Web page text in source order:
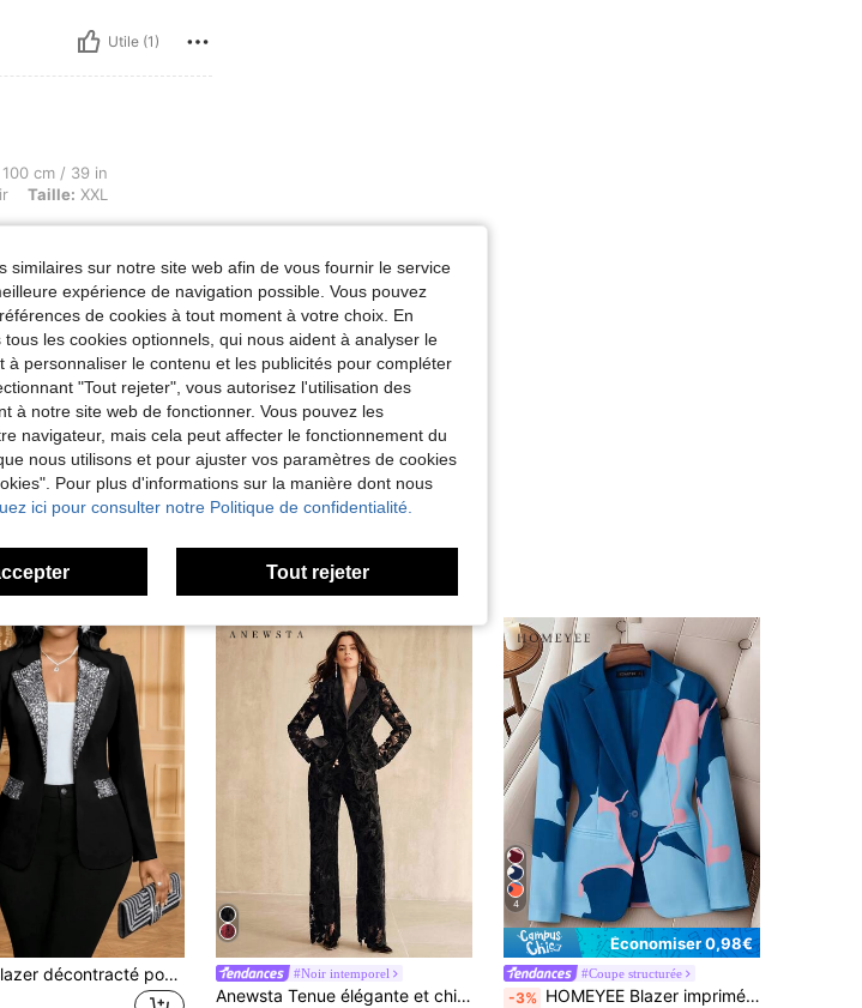
Utile (1)
77 cm / 30 in, Hanches: 118 cm / 46 in, Forme du corps: Pomme, Couleur: Noir, Taille: XXL
100 cm / 39 in
Taille: XXL
recom
Utile (1)
1 pièce Blazer décontracté pour le trajet, élégant et polyvalent, avec patchwork de sequins de couleur contrastée, col à revers, fausses poches, devant ouvert, noir, automne #Noir intemporel
Anewsta Tenue élégante et chic pour femme - Ensemble veste blazer en velours sophistiqué avec broderie ajourée et pantalon, convient pour les sorties, le Nouvel An, Noël, la remise des diplômes, les mariages, les affaires
4
Économiser 0,98€
#Coupe structurée
-3% HOMEYEE Blazer imprimé à manches longues, tenue élégante vintage décontractée pour les vacances, les affaires et le travail, convient pour le printemps, l'été, l'automne et l'hiver
similaires sur notre site web afin de vous fournir le service
expérience de navigation possible. Vous pouvez
de cookies à tout moment à votre choix. En
les cookies optionnels, qui nous aident à analyser le
personnaliser le contenu et les publicités pour compléter
"Tout rejeter", vous autorisez l'utilisation des
à notre site web de fonctionner. Vous pouvez les
navigateur, mais cela peut affecter le fonctionnement du
nous utilisons et pour ajuster vos paramètres de cookies
Pour plus d'informations sur la manière dont nous
ici pour consulter notre Politique de confidentialité.
Tout rejeter